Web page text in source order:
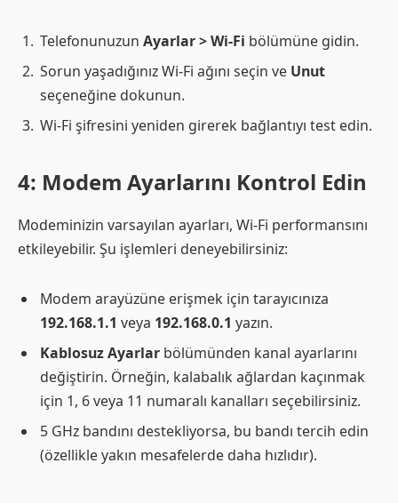
Telefonunuzun Ayarlar > Wi-Fi bölümüne gidin.
Sorun yaşadığınız Wi-Fi ağını seçin ve Unut
seçeneğine dokunun.
Wi-Fi şifresini yeniden girerek bağlantıyı test edin.
4: Modem Ayarlarını Kontrol Edin
Modeminizin varsayılan ayarları, Wi-Fi performansını
etkileyebilir. Şu işlemleri deneyebilirsiniz:
Modem arayüzüne erişmek için tarayıcınıza
192.168.1.1 veya 192.168.0.1 yazın.
Kablosuz Ayarlar bölümünden kanal ayarlarını
değiştirin. Örneğin, kalabalık ağlardan kaçınmak
için 1, 6 veya 11 numaralı kanalları seçebilirsiniz.
5 GHz bandını destekliyorsa, bu bandı tercih edin
(özellikle yakın mesafelerde daha hızlıdır).